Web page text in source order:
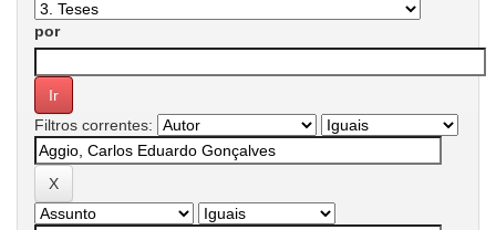
por
Filtros correntes: